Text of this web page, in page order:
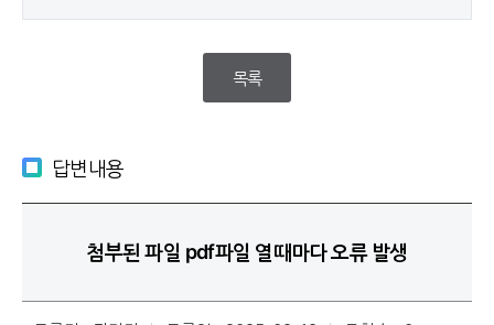
목록
답변내용
첨부된 파일 pdf파일 열때마다 오류 발생